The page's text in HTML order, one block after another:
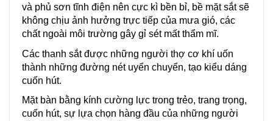
và phủ sơn tĩnh điện nên cực kì bền bỉ, bề mặt sắt sẽ
không chịu ảnh hưởng trực tiếp của mưa gió, các
chất ngoài môi trường gây gỉ sét mất thẩm mĩ.
Các thanh sắt được những người thợ cơ khí uốn
thành những đường nét uyển chuyển, tạo kiểu dáng
cuốn hút.
Mặt bàn bằng kính cường lực trong trẻo, trang trọng,
cuốn hút, sự lựa chọn hàng đầu của những người